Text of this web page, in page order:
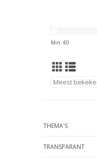
Min: €0
THEMA'S
TRANSPARANT